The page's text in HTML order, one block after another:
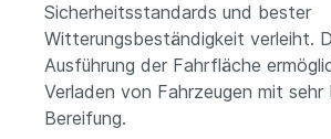
Sicherheitsstandards und bester
Witterungsbeständigkeit verleiht.
Ausführung der Fahrfläche
Verladen von Fahrzeugen mit sehr
Bereifung.